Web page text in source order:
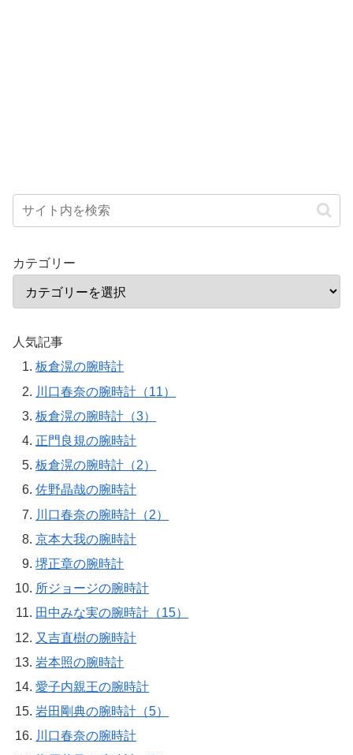
カテゴリー
人気記事
板倉滉の腕時計
川口春奈の腕時計（11）
板倉滉の腕時計（3）
正門良規の腕時計
板倉滉の腕時計（2）
佐野晶哉の腕時計
川口春奈の腕時計（2）
京本大我の腕時計
堺正章の腕時計
所ジョージの腕時計
田中みな実の腕時計（15）
又吉直樹の腕時計
岩本照の腕時計
愛子内親王の腕時計
岩田剛典の腕時計（5）
川口春奈の腕時計